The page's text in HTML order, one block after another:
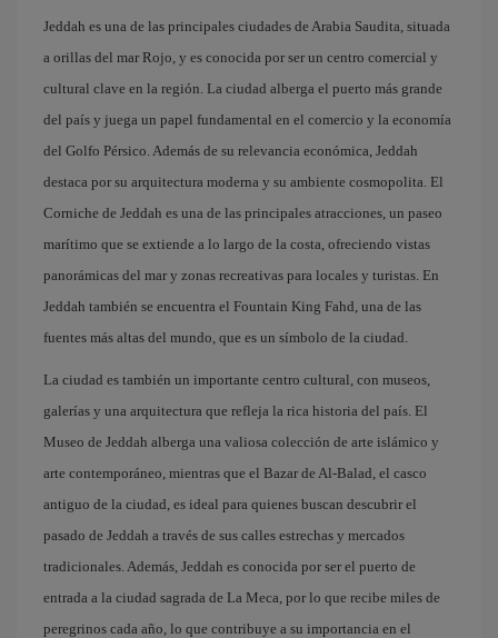
Jeddah es una de las principales ciudades de Arabia Saudita, situada
a orillas del mar Rojo, y es conocida por ser un centro comercial y
cultural clave en la región. La ciudad alberga el puerto más grande
del país y juega un papel fundamental en el comercio y la economía
del Golfo Pérsico. Además de su relevancia económica, Jeddah
destaca por su arquitectura moderna y su ambiente cosmopolita. El
Corniche de Jeddah es una de las principales atracciones, un paseo
marítimo que se extiende a lo largo de la costa, ofreciendo vistas
panorámicas del mar y zonas recreativas para locales y turistas. En
Jeddah también se encuentra el Fountain King Fahd, una de las
fuentes más altas del mundo, que es un símbolo de la ciudad.
La ciudad es también un importante centro cultural, con museos,
galerías y una arquitectura que refleja la rica historia del país. El
Museo de Jeddah alberga una valiosa colección de arte islámico y
arte contemporáneo, mientras que el Bazar de Al-Balad, el casco
antiguo de la ciudad, es ideal para quienes buscan descubrir el
pasado de Jeddah a través de sus calles estrechas y mercados
tradicionales. Además, Jeddah es conocida por ser el puerto de
entrada a la ciudad sagrada de La Meca, por lo que recibe miles de
peregrinos cada año, lo que contribuye a su importancia en el